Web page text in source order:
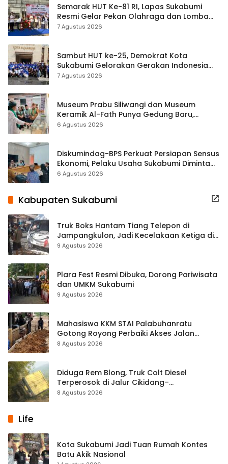
Semarak HUT Ke-81 RI, Lapas Sukabumi
Resmi Gelar Pekan Olahraga dan Lomba
Tradisional
7 Agustus 2026
Sambut HUT ke-25, Demokrat Kota
Sukabumi Gelorakan Gerakan Indonesia
ASRI Lewat Aksi Bersih Masjid Agung
7 Agustus 2026
Museum Prabu Siliwangi dan Museum
Keramik Al-Fath Punya Gedung Baru,
Hampir 500 Koleksi Dipisahkan
6 Agustus 2026
Diskumindag-BPS Perkuat Persiapan Sensus
Ekonomi, Pelaku Usaha Sukabumi Diminta
Terbuka Beri Data
6 Agustus 2026
Kabupaten Sukabumi
Truk Boks Hantam Tiang Telepon di
Jampangkulon, Jadi Kecelakaan Ketiga di
Titik yang Sama
9 Agustus 2026
Plara Fest Resmi Dibuka, Dorong Pariwisata
dan UMKM Sukabumi
9 Agustus 2026
Mahasiswa KKM STAI Palabuhanratu
Gotong Royong Perbaiki Akses Jalan
Majelis Ta’lim di Sagaranten
8 Agustus 2026
Diduga Rem Blong, Truk Colt Diesel
Terperosok di Jalur Cikidang–
Palabuhanratu
8 Agustus 2026
Life
Kota Sukabumi Jadi Tuan Rumah Kontes
Batu Akik Nasional